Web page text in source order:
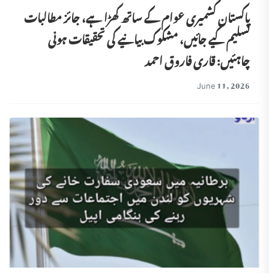
پاکستان کشمیری عوام کے ساتھ کھڑا ہے، جائز مطالبات
تسلیم کیے جائیں، مشکوک بیانیے کی تحقیقات ہونی
چاہئیں: قاری فاروق احمد
June 11, 2026